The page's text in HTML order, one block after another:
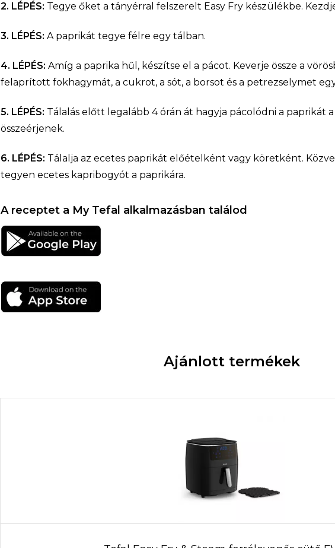
2. LÉPÉS: Tegye őket a tányérral felszerelt Easy Fry készülékbe.
3. LÉPÉS: A paprikát tegye félre egy tálban.
4. LÉPÉS: Amíg a paprika hűl, készítse el a pácot. Keverje össze a
felaprított fokhagymát, a cukrot, a sót, a borsot és a petrezselymet
5. LÉPÉS: Tálalás előtt legalább 4 órán át hagyja pácolódni a paprikát
összeérjenek.
6. LÉPÉS: Tálalja az ecetes paprikát előételként vagy köretként.
tegyen ecetes kapribogyót a paprikára.
A receptet a My Tefal alkalmazásban találod
Ajánlott termékek